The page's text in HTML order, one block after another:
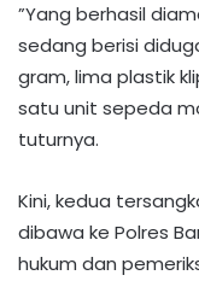
‎‎”Yang berhasil
sedang berisi
gram, lima plastik
satu unit sepeda
tuturnya. ‎‎
Kini, kedua
dibawa ke Polres
hukum dan